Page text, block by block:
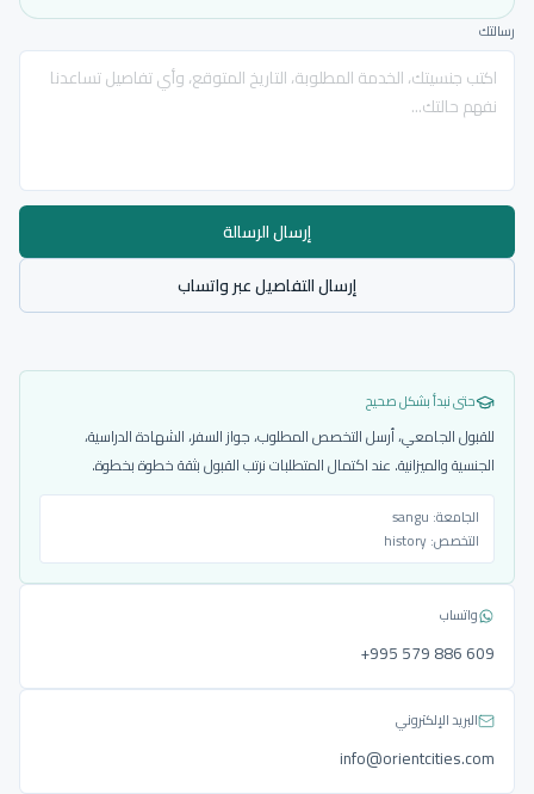
رسالتك
إرسال الرسالة
إرسال التفاصيل عبر واتساب
حتى نبدأ بشكل صحيح
للقبول الجامعي، أرسل التخصص المطلوب، جواز السفر، الشهادة الدراسية،
الجنسية والميزانية. عند اكتمال المتطلبات نرتب القبول بثقة خطوة بخطوة.
الجامعة: sangu
التخصص:history
واتساب
‎+995 579 886 609
البريد الإلكتروني
info@orientcities.com